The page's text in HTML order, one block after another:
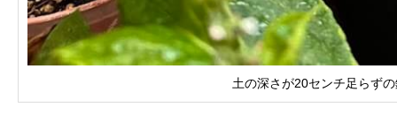
土の深さが20センチ足らず